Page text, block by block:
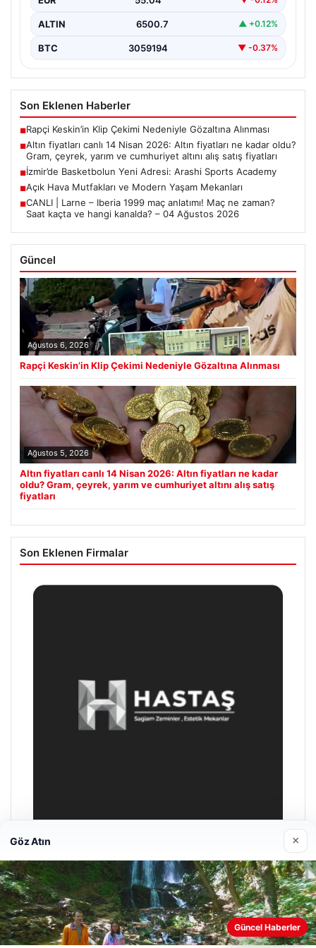
ALTIN 6500.7 ▲ +0.12%
BTC 3059194 ▼ -0.37%
Son Eklenen Haberler
■Rapçi Keskin’in Klip Çekimi Nedeniyle Gözaltına Alınması
■Altın fiyatları canlı 14 Nisan 2026: Altın fiyatları ne kadar oldu?
Gram, çeyrek, yarım ve cumhuriyet altını alış satış fiyatları
■İzmir’de Basketbolun Yeni Adresi: Arashi Sports Academy
■Açık Hava Mutfakları ve Modern Yaşam Mekanları
■CANLI | Larne – Iberia 1999 maç anlatımı! Maç ne zaman?
Saat kaçta ve hangi kanalda? – 04 Ağustos 2026
Güncel
Ağustos 6, 2026
Rapçi Keskin’in Klip Çekimi Nedeniyle Gözaltına Alınması
Ağustos 5, 2026
Altın fiyatları canlı 14 Nisan 2026: Altın fiyatları ne kadar
oldu? Gram, çeyrek, yarım ve cumhuriyet altını alış satış
fiyatları
Son Eklenen Firmalar
Prenses Night Club
Nisan 29, 2026
Web sitemizi nasıl kullandığınızı daha iyi anlayabilmek,
Göz Atın ×
Güncel Haberler